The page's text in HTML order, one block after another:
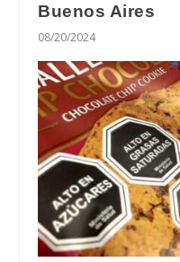
Buenos Aires
08/20/2024